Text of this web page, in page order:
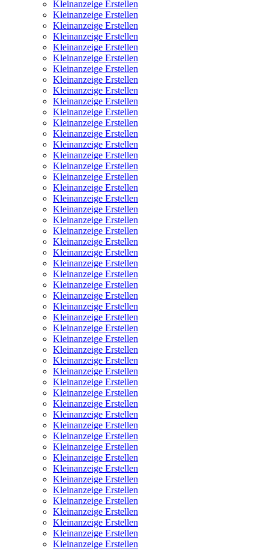
Kleinanzeige Erstellen
Kleinanzeige Erstellen
Kleinanzeige Erstellen
Kleinanzeige Erstellen
Kleinanzeige Erstellen
Kleinanzeige Erstellen
Kleinanzeige Erstellen
Kleinanzeige Erstellen
Kleinanzeige Erstellen
Kleinanzeige Erstellen
Kleinanzeige Erstellen
Kleinanzeige Erstellen
Kleinanzeige Erstellen
Kleinanzeige Erstellen
Kleinanzeige Erstellen
Kleinanzeige Erstellen
Kleinanzeige Erstellen
Kleinanzeige Erstellen
Kleinanzeige Erstellen
Kleinanzeige Erstellen
Kleinanzeige Erstellen
Kleinanzeige Erstellen
Kleinanzeige Erstellen
Kleinanzeige Erstellen
Kleinanzeige Erstellen
Kleinanzeige Erstellen
Kleinanzeige Erstellen
Kleinanzeige Erstellen
Kleinanzeige Erstellen
Kleinanzeige Erstellen
Kleinanzeige Erstellen
Kleinanzeige Erstellen
Kleinanzeige Erstellen
Kleinanzeige Erstellen
Kleinanzeige Erstellen
Kleinanzeige Erstellen
Kleinanzeige Erstellen
Kleinanzeige Erstellen
Kleinanzeige Erstellen
Kleinanzeige Erstellen
Kleinanzeige Erstellen
Kleinanzeige Erstellen
Kleinanzeige Erstellen
Kleinanzeige Erstellen
Kleinanzeige Erstellen
Kleinanzeige Erstellen
Kleinanzeige Erstellen
Kleinanzeige Erstellen
Kleinanzeige Erstellen
Kleinanzeige Erstellen
Kleinanzeige Erstellen